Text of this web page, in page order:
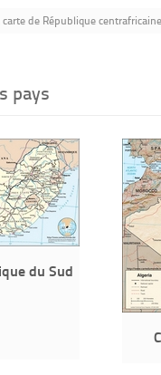
de République centrafricaine
pays
du Sud